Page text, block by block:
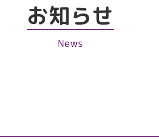
お知らせ
News